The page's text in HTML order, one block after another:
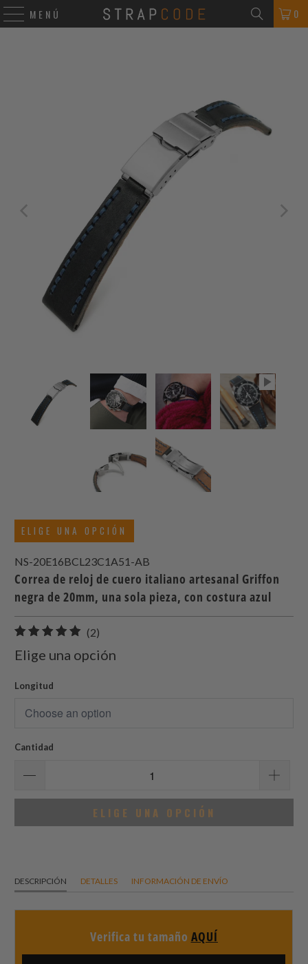
MENÚ 0
ELIGE UNA OPCIÓN
NS-20E16BCL23C1A51-AB
Correa de reloj de cuero italiano artesanal Griffon
negra de 20mm, una sola pieza, con costura azul
(2)
total
Elige una opción
Longitud
Cantidad
ELIGE UNA OPCIÓN
DESCRIPCIÓN DETALLES INFORMACIÓN DE ENVÍO
Verifica tu tamaño AQUÍ